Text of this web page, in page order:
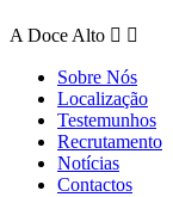
A Doce Alto  
Sobre Nós
Localização
Testemunhos
Recrutamento
Notícias
Contactos